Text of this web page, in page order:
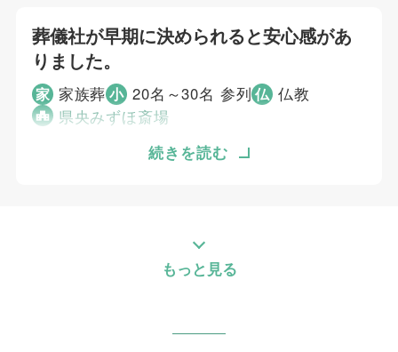
ご葬儀当日の対応 5
ご葬儀担当者
葬儀社が早期に決められると安心感があ
りました。
家 家族葬小 20名～30名 参列仏 仏教
県央みずほ斎場
事前の資料の詳細さと、速さが素晴らしかった
続きを読む
もっと見る